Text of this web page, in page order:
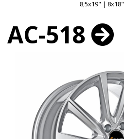
8,5x19" | 8x18"
AC-518